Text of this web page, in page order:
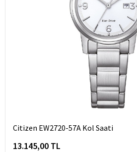
Citizen EW2720-57A Kol Saati
13.145,00 TL